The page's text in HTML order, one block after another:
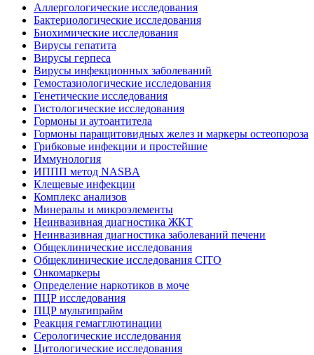
Аллергологические исследования
Бактериологические исследования
Биохимические исследования
Вирусы гепатита
Вирусы герпеса
Вирусы инфекционных заболеваний
Гемостазиологические исследования
Генетические исследования
Гистологические исследования
Гормоны и аутоантитела
Гормоны паращитовидных желез и маркеры остеопороза
Грибковые инфекции и простейшие
Иммунология
ИППП метод NASBA
Клещевые инфекции
Комплекс анализов
Минералы и микроэлементы
Неинвазивная диагностика ЖКТ
Неинвазивная диагностика заболеваний печени
Общеклинические исследования
Общеклинические исследования CITO
Онкомаркеры
Определение наркотиков в моче
ПЦР исследования
ПЦР мультипрайм
Реакция гемагглютинации
Серологические исследования
Цитологические исследования